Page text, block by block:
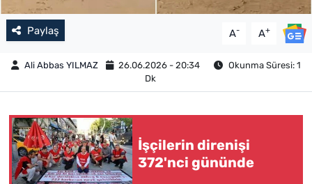
Paylaş A- A+
Ali Abbas YILMAZ 26.06.2026 - 20:34
Okunma Süresi: 1
Dk
İşçilerin direnişi
372'nci gününde